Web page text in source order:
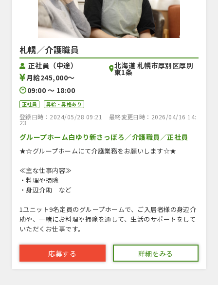
札幌／介護職員
正社員（中途）
月給245,000〜
09:00 〜 18:00
北海道 札幌市厚別区厚別
東1条
正社員 昇給・昇格あり
登録日時：2024/05/28 09:21 最終変更日時：2026/04/16 14:
23
グループホーム白ゆり新さっぽろ／介護職員／正社員
★☆グループホームにて介護業務をお願いします☆★
≪主な仕事内容≫
・料理や掃除
・身辺介助 など
1ユニット9名定員のグループホームで、ご入居者様の身辺介
助や、一緒にお料理や掃除を通して、生活のサポートをして
いただくお仕事です。
応募する 詳細をみる